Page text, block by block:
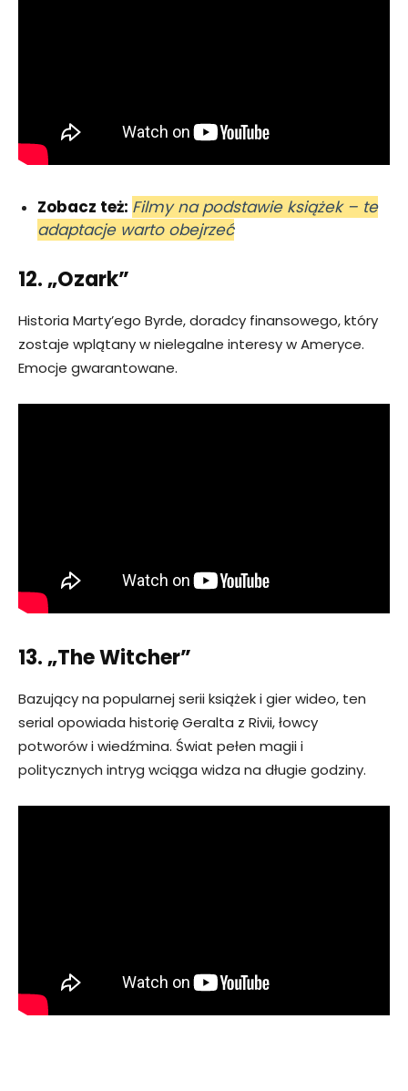
Zobacz też: Filmy na podstawie książek – te
adaptacje warto obejrzeć
12. „Ozark”
Historia Marty’ego Byrde, doradcy finansowego, który
zostaje wplątany w nielegalne interesy w Ameryce.
Emocje gwarantowane.
13. „The Witcher”
Bazujący na popularnej serii książek i gier wideo, ten
serial opowiada historię Geralta z Rivii, łowcy
potworów i wiedźmina. Świat pełen magii i
politycznych intryg wciąga widza na długie godziny.